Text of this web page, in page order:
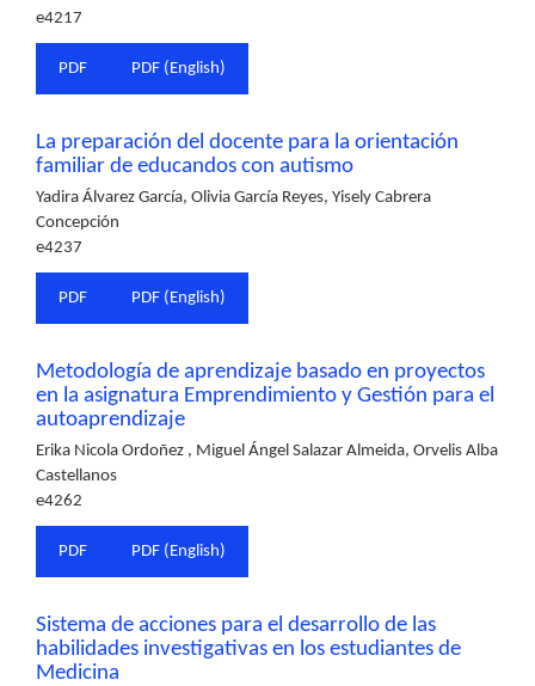
e4217
PDF PDF (English)
La preparación del docente para la orientación
familiar de educandos con autismo
Yadira Álvarez García, Olivia García Reyes, Yisely Cabrera
Concepción
e4237
PDF PDF (English)
Metodología de aprendizaje basado en proyectos
en la asignatura Emprendimiento y Gestión para el
autoaprendizaje
Erika Nicola Ordoñez , Miguel Ángel Salazar Almeida, Orvelis Alba
Castellanos
e4262
PDF PDF (English)
Sistema de acciones para el desarrollo de las
habilidades investigativas en los estudiantes de
Medicina